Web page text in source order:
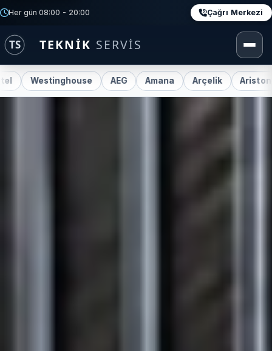
Her gün 08:00 - 20:00 Çağrı Merkezi
AEG Amana Arçelik Ariston Beko